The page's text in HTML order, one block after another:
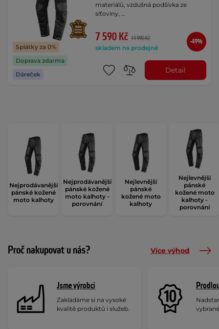
Splátky za 0%
Doprava zdarma
Dáreček
materiálů, vzdušná podšívka ze
síťoviny, …
7 590 Kč 14 990 Kč
skladem na prodejně
-49%
Detail
Nejprodávanější
pánské kožené
moto kalhoty
Nejprodávanější
pánské kožené
moto kalhoty -
porovnání
Nejlevnější
pánské
kožené moto
kalhoty
Nejlevnější
pánské
kožené moto
kalhoty -
porovnání
Proč nakupovat u nás? Více výhod
Jsme výrobci
Zakládáme si na vysoké
kvalitě produktů i služeb.